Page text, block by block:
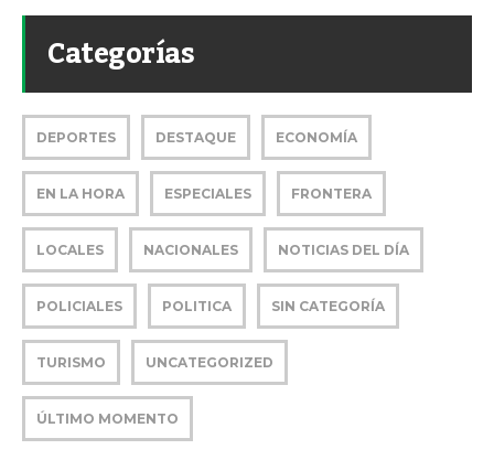
Categorías
DEPORTES DESTAQUE ECONOMÍA
EN LA HORA ESPECIALES FRONTERA
LOCALES NACIONALES NOTICIAS DEL DÍA
POLICIALES POLITICA SIN CATEGORÍA
TURISMO UNCATEGORIZED
ÚLTIMO MOMENTO